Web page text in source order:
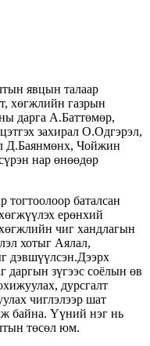
явцын талаар
хөгжлийн газрын
дарга А.Баттөмөр,
захирал О.Одгэрэл,
Д.Баянмөнх, Чойжин
нар өнөөдөр
баталсан
ерөнхий
чиг хандлагын
хотыг Аялал,
дэвшүүлсэн.Дээрх
даргын зүгээс соёлын өв
дурсгалт
чиглэлээр шат
байна. Үүний нэг нь
төсөл юм.